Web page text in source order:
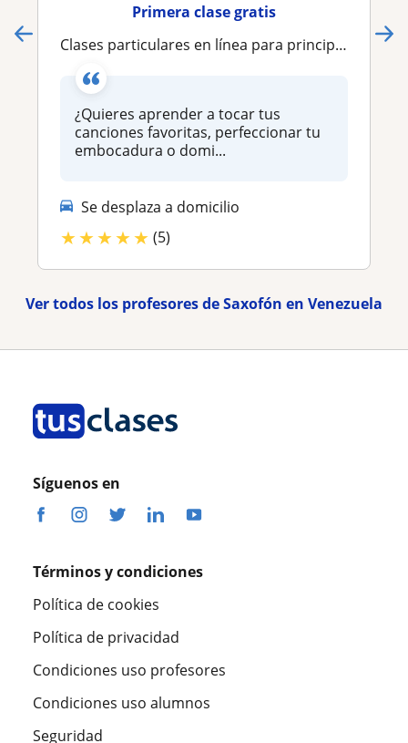
Primera clase gratis
Clases particulares en línea para principiantes! Si buscas una maestra paciente estás en el lugar correcto y para todas las edades
¿Quieres aprender a tocar tus
canciones favoritas, perfeccionar tu
embocadura o domi...
Se desplaza a domicilio
★★★★★ (5)
Ver todos los profesores de Saxofón en Venezuela
Síguenos en
Términos y condiciones
Política de cookies
Política de privacidad
Condiciones uso profesores
Condiciones uso alumnos
Seguridad